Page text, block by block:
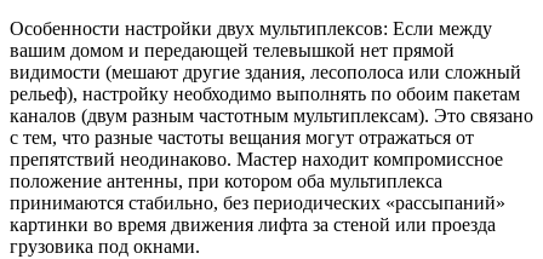
Особенности настройки двух мультиплексов: Если между
вашим домом и передающей телевышкой нет прямой
видимости (мешают другие здания, лесополоса или сложный
рельеф), настройку необходимо выполнять по обоим пакетам
каналов (двум разным частотным мультиплексам). Это связано
с тем, что разные частоты вещания могут отражаться от
препятствий неодинаково. Мастер находит компромиссное
положение антенны, при котором оба мультиплекса
принимаются стабильно, без периодических «рассыпаний»
картинки во время движения лифта за стеной или проезда
грузовика под окнами.